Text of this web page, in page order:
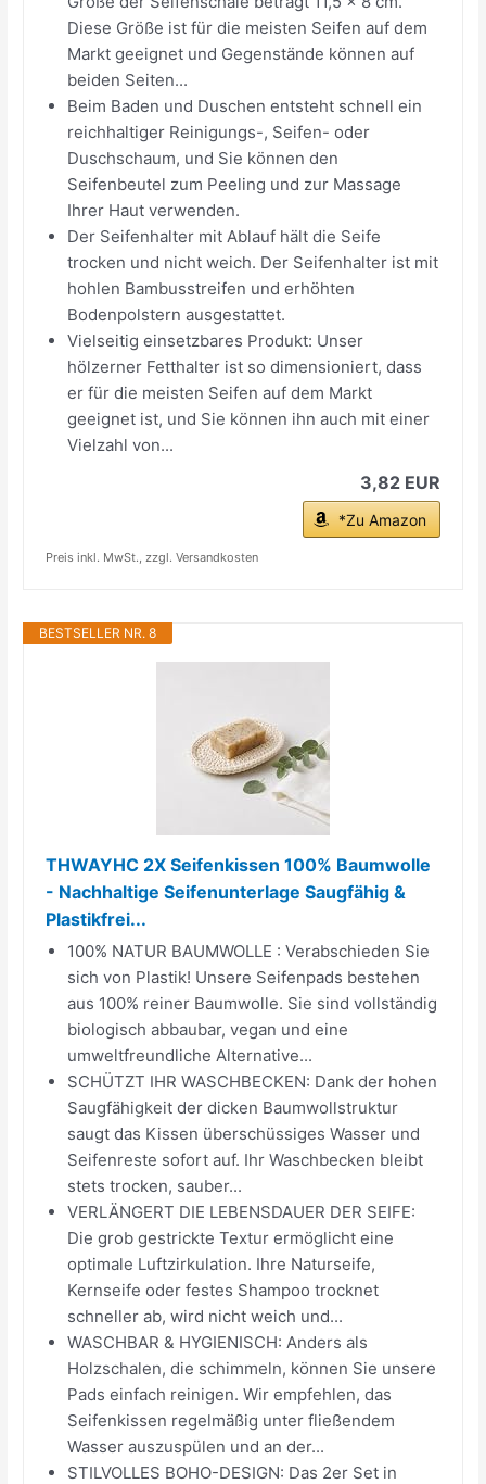
Diese Größe ist für die meisten Seifen auf dem
Markt geeignet und Gegenstände können auf
beiden Seiten...
Beim Baden und Duschen entsteht schnell ein
reichhaltiger Reinigungs-, Seifen- oder
Duschschaum, und Sie können den
Seifenbeutel zum Peeling und zur Massage
Ihrer Haut verwenden.
Der Seifenhalter mit Ablauf hält die Seife
trocken und nicht weich. Der Seifenhalter ist mit
hohlen Bambusstreifen und erhöhten
Bodenpolstern ausgestattet.
Vielseitig einsetzbares Produkt: Unser
hölzerner Fetthalter ist so dimensioniert, dass
er für die meisten Seifen auf dem Markt
geeignet ist, und Sie können ihn auch mit einer
Vielzahl von...
3,82 EUR
*Zu Amazon
Preis inkl. MwSt., zzgl. Versandkosten
BESTSELLER NR. 8
THWAYHC 2X Seifenkissen 100% Baumwolle
- Nachhaltige Seifenunterlage Saugfähig &
Plastikfrei...
100% NATUR BAUMWOLLE : Verabschieden Sie
sich von Plastik! Unsere Seifenpads bestehen
aus 100% reiner Baumwolle. Sie sind vollständig
biologisch abbaubar, vegan und eine
umweltfreundliche Alternative...
SCHÜTZT IHR WASCHBECKEN: Dank der hohen
Saugfähigkeit der dicken Baumwollstruktur
saugt das Kissen überschüssiges Wasser und
Seifenreste sofort auf. Ihr Waschbecken bleibt
stets trocken, sauber...
VERLÄNGERT DIE LEBENSDAUER DER SEIFE:
Die grob gestrickte Textur ermöglicht eine
optimale Luftzirkulation. Ihre Naturseife,
Kernseife oder festes Shampoo trocknet
schneller ab, wird nicht weich und...
WASCHBAR & HYGIENISCH: Anders als
Holzschalen, die schimmeln, können Sie unsere
Pads einfach reinigen. Wir empfehlen, das
Seifenkissen regelmäßig unter fließendem
Wasser auszuspülen und an der...
STILVOLLES BOHO-DESIGN: Das 2er Set in